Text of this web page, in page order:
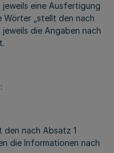
eine Ausfertigung
Wörter „stellt den nach
die Angaben nach
den nach Absatz 1
die Informationen nach